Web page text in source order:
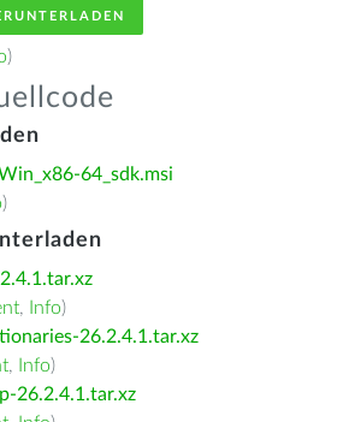
)
64_sdk.msi
)
, Info)
26.2.4.1.tar.xz
, Info)
26.2.4.1.tar.xz